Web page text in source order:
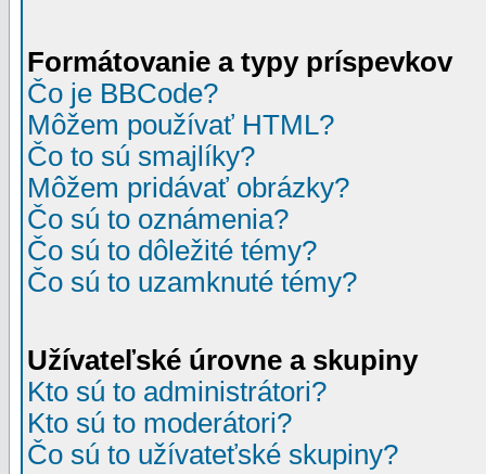
Formátovanie a typy príspevkov
Čo je BBCode?
Môžem používať HTML?
Čo to sú smajlíky?
Môžem pridávať obrázky?
Čo sú to oznámenia?
Čo sú to dôležité témy?
Čo sú to uzamknuté témy?
Užívateľské úrovne a skupiny
Kto sú to administrátori?
Kto sú to moderátori?
Čo sú to užívateťské skupiny?